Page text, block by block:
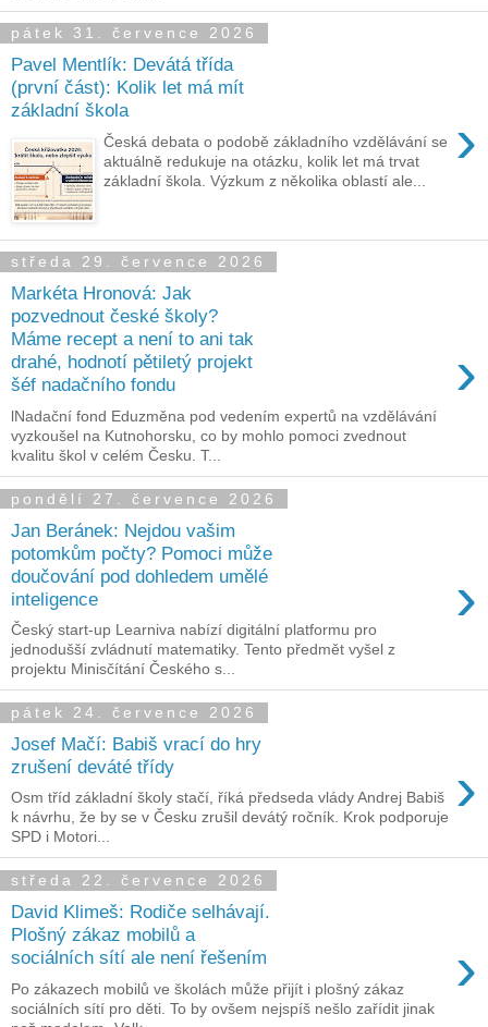
pátek 31. července 2026
Pavel Mentlík: Devátá třída
(první část): Kolik let má mít
základní škola
›
Česká debata o podobě základního vzdělávání se
aktuálně redukuje na otázku, kolik let má trvat
základní škola. Výzkum z několika oblastí ale...
středa 29. července 2026
Markéta Hronová: Jak
pozvednout české školy?
Máme recept a není to ani tak
drahé, hodnotí pětiletý projekt
šéf nadačního fondu
›
lNadační fond Eduzměna pod vedením expertů na vzdělávání
vyzkoušel na Kutnohorsku, co by mohlo pomoci zvednout
kvalitu škol v celém Česku. T...
pondělí 27. července 2026
Jan Beránek: Nejdou vašim
potomkům počty? Pomoci může
doučování pod dohledem umělé
inteligence
›
Český start-up Learniva nabízí digitální platformu pro
jednodušší zvládnutí matematiky. Tento předmět vyšel z
projektu Minisčítání Českého s...
pátek 24. července 2026
Josef Mačí: Babiš vrací do hry
zrušení deváté třídy
›
Osm tříd základní školy stačí, říká předseda vlády Andrej Babiš
k návrhu, že by se v Česku zrušil devátý ročník. Krok podporuje
SPD i Motori...
středa 22. července 2026
David Klimeš: Rodiče selhávají.
Plošný zákaz mobilů a
sociálních sítí ale není řešením
›
Po zákazech mobilů ve školách může přijít i plošný zákaz
sociálních sítí pro děti. To by ovšem nejspíš nešlo zařídit jinak